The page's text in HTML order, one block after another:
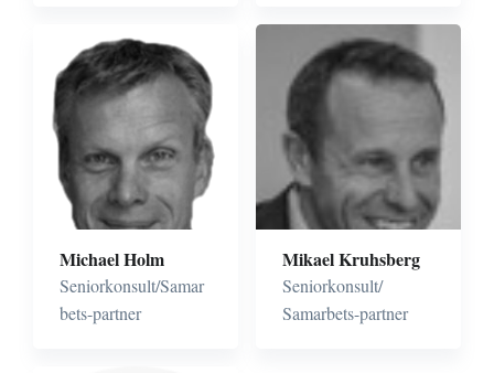
Förvärvsintegration
Transformation och
programledning
Strategiskt
förändringsarbete
Michael Holm
Seniorkonsult/Samar
bets-partner
Förvärvsintegration
Strategiarbete
Affärsutveckling
Mikael Kruhsberg
Seniorkonsult/
Samarbets-partner